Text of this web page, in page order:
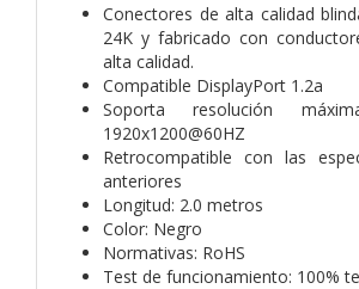
Conectores de alta calidad
24K y fabricado con
alta calidad.
Compatible DisplayPort 1.2a
Soporta resolución
1920x1200@60HZ
Retrocompatible con las
anteriores
Longitud: 2.0 metros
Color: Negro
Normativas: RoHS
Test de funcionamiento: 100%